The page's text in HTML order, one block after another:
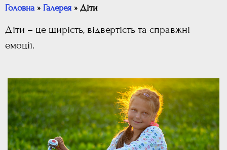
Головна» Галерея » Діти
Діти – це щирість, відвертість та справжні
емоції.